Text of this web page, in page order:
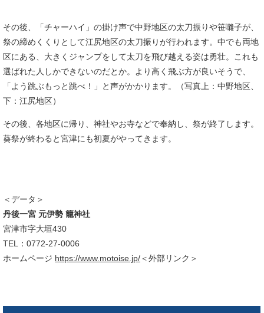
その後、「チャーハイ」の掛け声で中野地区の太刀振りや笹囃子が、
祭の締めくくりとして江尻地区の太刀振りが行われます。中でも両地
区にある、大きくジャンプをして太刀を飛び越える姿は勇壮。これも
選ばれた人しかできないのだとか。より高く飛ぶ方が良いそうで、
「よう跳ぶもっと跳べ！」と声がかかります。（写真上：中野地区、
下：江尻地区）
その後、各地区に帰り、神社やお寺などで奉納し、祭が終了します。
葵祭が終わると宮津にも初夏がやってきます。
＜データ＞
丹後一宮 元伊勢 籠神社
宮津市字大垣430
TEL：0772-27-0006
ホームページ https://www.motoise.jp/＜外部リンク＞